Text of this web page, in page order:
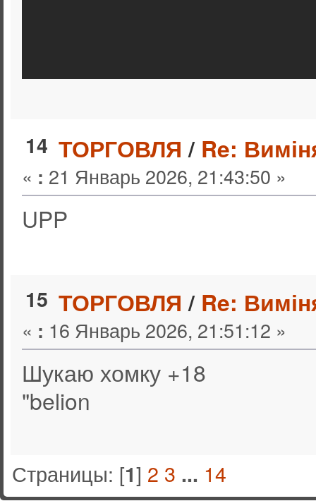
14 ТОРГОВЛЯ / Re:
« : 21 Январь 2026, 21:43:50 »
UPP
15 ТОРГОВЛЯ / Re:
« : 16 Январь 2026, 21:51:12 »
Шукаю хомку +18
"belion
Страницы: [1] 2 3 ... 14